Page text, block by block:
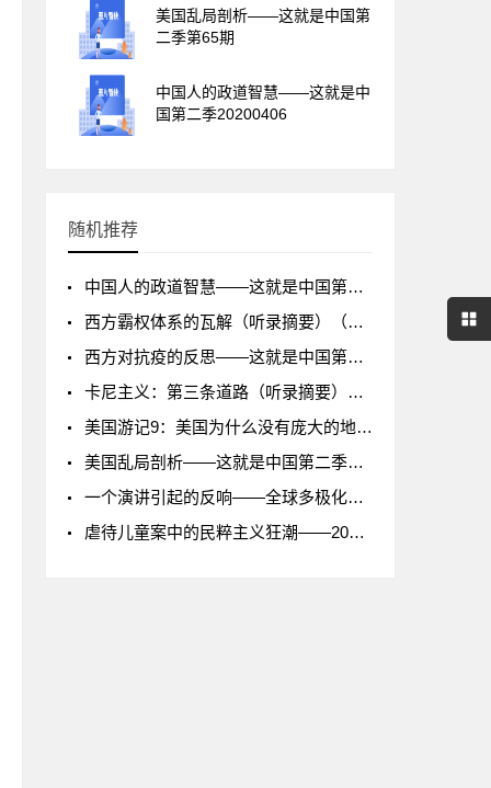
美国乱局剖析——这就是中国第
二季第65期
中国人的政道智慧——这就是中
国第二季20200406
随机推荐
中国人的政道智慧——这就是中国第二季20200406
西方霸权体系的瓦解（听录摘要）（东方卫视《这就是中国》20240423）
西方对抗疫的反思——这就是中国第二季第67期（听录）
卡尼主义：第三条道路（听录摘要）（东方卫视《这就是中国》第323集）
美国游记9：美国为什么没有庞大的地方政府债务
美国乱局剖析——这就是中国第二季第65期
一个演讲引起的反响——全球多极化的未来（听录摘要）（东方卫视《这就是中国》20240416）
虐待儿童案中的民粹主义狂潮——2017-11-13